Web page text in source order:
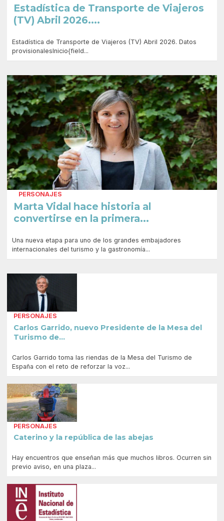
Estadística de Transporte de Viajeros
(TV) Abril 2026....
Estadística de Transporte de Viajeros (TV) Abril 2026. Datos
provisionalesInicio{field...
PERSONAJES
Marta Vidal hace historia al
convertirse en la primera...
Una nueva etapa para uno de los grandes embajadores
internacionales del turismo y la gastronomía...
PERSONAJES
Carlos Garrido, nuevo Presidente de la Mesa del
Turismo de...
Carlos Garrido toma las riendas de la Mesa del Turismo de
España con el reto de reforzar la voz...
PERSONAJES
Caterino y la república de las abejas
Hay encuentros que enseñan más que muchos libros. Ocurren sin
previo aviso, en una plaza...